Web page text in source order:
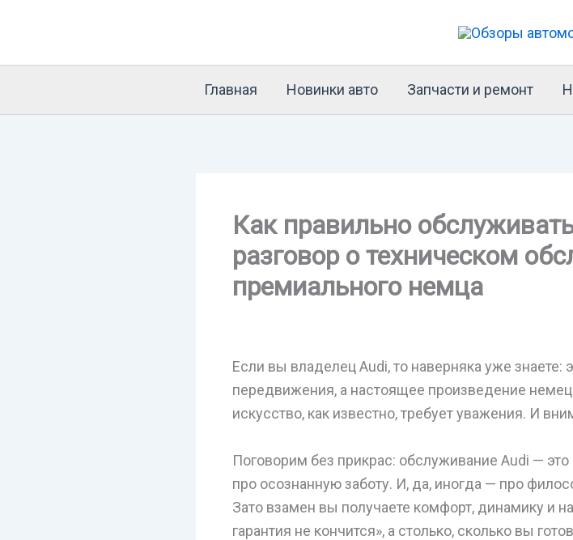
Главная
Новинки авто Запчасти и ремонт
Как правильно
разговор о техническом
премиального немца
Если вы владелец Audi, то наверняка уже
передвижения, а настоящее произведение
искусство, как известно, требует уважения. И
Поговорим без прикрас: обслуживание Audi — это
про осознанную заботу. И, да, иногда — про
Зато взамен вы получаете комфорт, динамику и
гарантия не кончится», а столько, сколько вы